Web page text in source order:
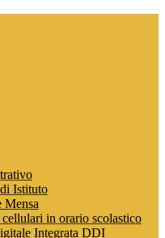
Istituto
Mensa
in orario scolastico
Integrata DDI